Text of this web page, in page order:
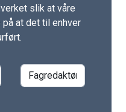
slik at våre
at det til enhver